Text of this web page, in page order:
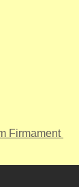
Firmament